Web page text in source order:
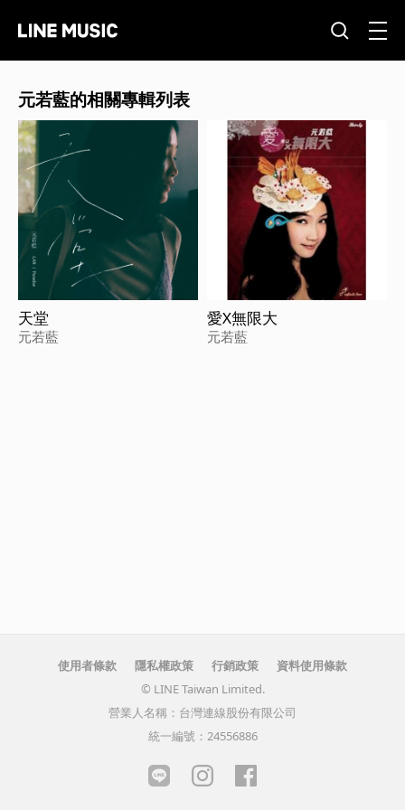
元若藍的相關專輯列表
天堂
元若藍
愛X無限大
元若藍
使用者條款 隱私權政策 行銷政策
資料使用條款
© LINE Taiwan Limited.
營業人名稱：台灣連線股份有限公司
統一編號：24556886